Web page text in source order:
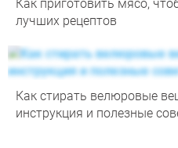
Как приготовить мясо,
лучших рецептов
Как стирать велюровые
инструкция и полезные